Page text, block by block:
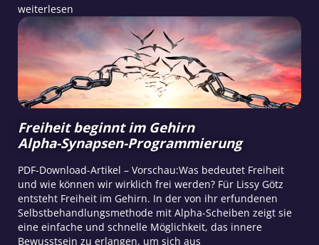
weiterlesen
Freiheit beginnt im Gehirn
Alpha-Synapsen-Programmierung
PDF-Download-Artikel – Vorschau:Was bedeutet Freiheit
und wie können wir wirklich frei werden? Für Lissy Götz
entsteht Freiheit im Gehirn. In der von ihr erfundenen
Selbstbehandlungsmethode mit Alpha-Scheiben zeigt sie
eine einfache und schnelle Möglichkeit, das innere
Bewusstsein zu erlangen, um sich aus